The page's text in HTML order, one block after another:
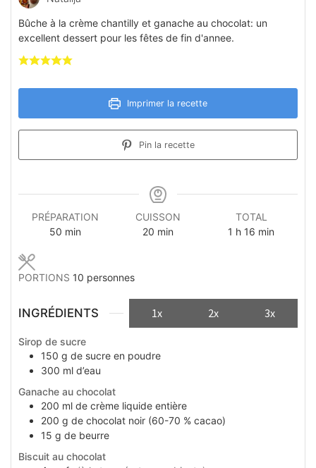
Bûche à la crème chantilly et ganache au chocolat: un
excellent dessert pour les fêtes de fin d'annee.
Imprimer la recette
Pin la recette
PRÉPARATION
50minutes
min
CUISSON
20 minutes
min
TOTAL
1 heure
h 16 minutes
min
PORTIONS 10 personnes
INGRÉDIENTS 1x 2x 3x
Sirop de sucre
150 g de sucre en poudre
300 ml d’eau
Ganache au chocolat
200 ml de crème liquide entière
200 g de chocolat noir (60-70 % cacao)
15 g de beurre
Biscuit au chocolat